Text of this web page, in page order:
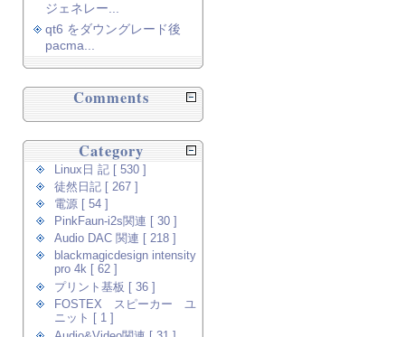
ジェネレー...
qt6 をダウングレード後
pacma...
Comments
Category
Linux日 記 [ 530 ]
徒然日記 [ 267 ]
電源 [ 54 ]
PinkFaun-i2s関連 [ 30 ]
Audio DAC 関連 [ 218 ]
blackmagicdesign intensity
pro 4k [ 62 ]
プリント基板 [ 36 ]
FOSTEX スピーカー ユ
ニット [ 1 ]